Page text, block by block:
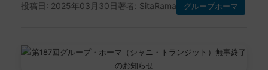
投稿日: 2025年03月30日著者: SitaRama グループホーマ